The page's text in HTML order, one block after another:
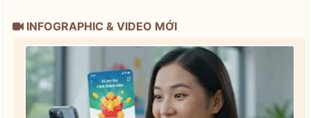
INFOGRAPHIC & VIDEO MỚI